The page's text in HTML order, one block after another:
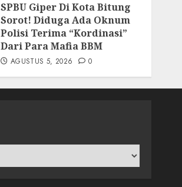
SPBU Giper Di Kota Bitung
Sorot! Diduga Ada Oknum
Polisi Terima “Kordinasi”
Dari Para Mafia BBM
AGUSTUS 5, 2026 0